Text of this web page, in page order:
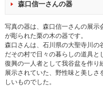
森口信一さんの器
写真の器は、森口信一さんの展示
が彫られた栗の木の器です。
森口さんは、石川県の大聖寺川の
だその村で日々の暮らしの道具と
復興の一人者として我谷盆を作り
展示されていた、野性味と美しさ
しいものでした。